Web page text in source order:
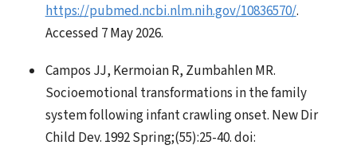
https://pubmed.ncbi.nlm.nih.gov/10836570/.
Accessed 7 May 2026.
Campos JJ, Kermoian R, Zumbahlen MR.
Socioemotional transformations in the family
system following infant crawling onset. New Dir
Child Dev. 1992 Spring;(55):25-40. doi: